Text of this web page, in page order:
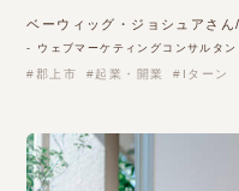
ベーウィッグ・ジョシュアさん
- ウェブマーケティングコンサルタ
郡上市 起業・開業 Iターン